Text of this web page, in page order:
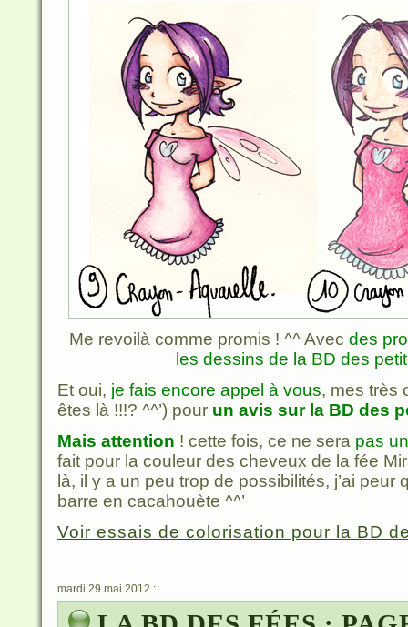
Me revoilà comme promis ! ^^ Avec des
les dessins de la BD des
Et oui, je fais encore appel à vous, mes très
êtes là !!!? ^^’) pour un avis sur la BD des
Mais attention ! cette fois, ce ne sera pas
fait pour la couleur des cheveux de la fée
là, il y a un peu trop de possibilités, j’ai
barre en cacahouète ^^’
Voir essais de colorisation pour la BD
mardi 29 mai 2012 :